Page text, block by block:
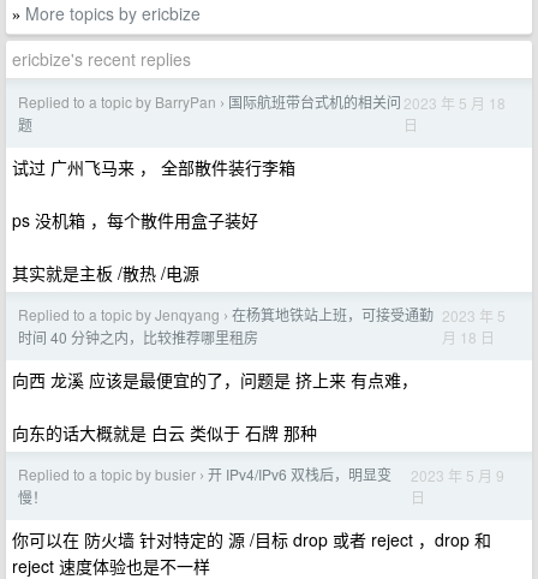
» More topics by ericbize
ericbize's recent replies
Replied to a topic by BarryPan › 国际航班带台式机的相关问
题
2023 年 5 月 18
日
试过 广州飞马来 ， 全部散件装行李箱
ps 没机箱 ，每个散件用盒子装好
其实就是主板 /散热 /电源
Replied to a topic by Jenqyang › 在杨箕地铁站上班，可接受通勤
时间 40 分钟之内，比较推荐哪里租房
2023 年 5
月 18 日
向西 龙溪 应该是最便宜的了，问题是 挤上来 有点难，
向东的话大概就是 白云 类似于 石牌 那种
Replied to a topic by busier › 开 IPv4/IPv6 双栈后，明显变
慢！
2023 年 5 月 9
日
你可以在 防火墙 针对特定的 源 /目标 drop 或者 reject ，drop 和
reject 速度体验也是不一样